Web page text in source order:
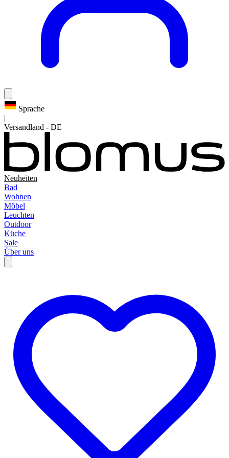
Sprache
|
Versandland - DE
Neuheiten
Bad
Wohnen
Möbel
Leuchten
Outdoor
Küche
Sale
Über uns